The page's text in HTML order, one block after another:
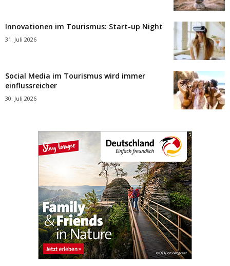
Innovationen im Tourismus: Start-up Night
31. Juli 2026
Social Media im Tourismus wird immer
einflussreicher
30. Juli 2026